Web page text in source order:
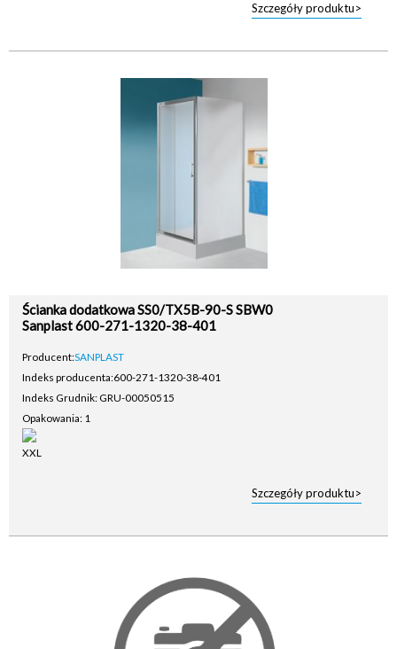
Szczegóły produktu>
Ścianka dodatkowa SS0/TX5B-90-S SBW0
Sanplast 600-271-1320-38-401
Producent:SANPLAST
Indeks producenta:600-271-1320-38-401
Indeks Grudnik: GRU-00050515
Opakowania: 1
Szczegóły produktu>